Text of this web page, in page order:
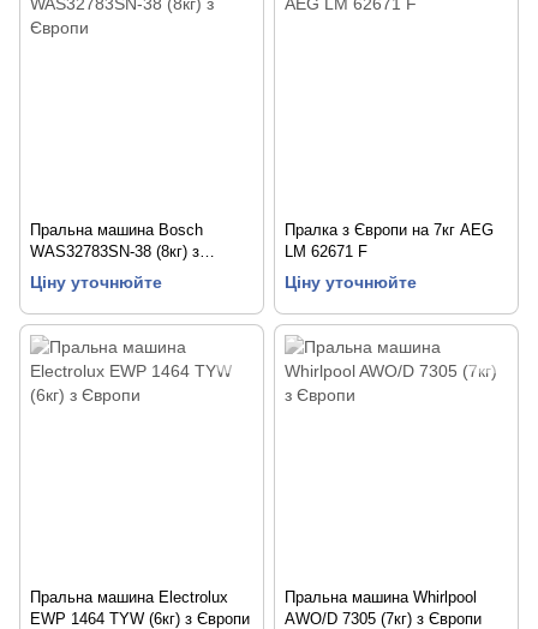
Пральна машина Bosch
WAS32783SN-38 (8кг) з
Європи
Ціну уточнюйте
Пралка з Європи на 7кг AEG
LM 62671 F
Ціну уточнюйте
Пральна машина Electrolux
EWP 1464 TYW (6кг) з Європи
Пральна машина Whirlpool
AWO/D 7305 (7кг) з Європи